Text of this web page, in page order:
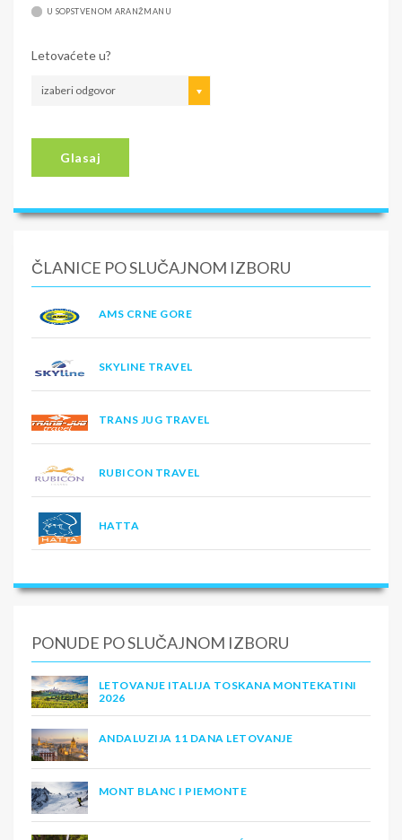
U SOPSTVENOM ARANŽMANU
Letovaćete u?
izaberi odgovor
Glasaj
ČLANICE PO SLUČAJNOM IZBORU
AMS CRNE GORE
SKYLINE TRAVEL
TRANS JUG TRAVEL
RUBICON TRAVEL
HATTA
PONUDE PO SLUČAJNOM IZBORU
LETOVANJE ITALIJA TOSKANA MONTEKATINI
2026
ANDALUZIJA 11 DANA LETOVANJE
MONT BLANC I PIEMONTE